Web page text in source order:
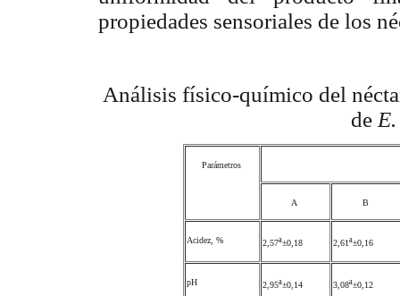
propiedades sensoriales de los
Análisis físico-químico del
de
Parámetros
A B
Acidez, % 2,57ª±0,18 2,61ª±0,16
pH 2,95ª±0,14 3,08ª±0,12